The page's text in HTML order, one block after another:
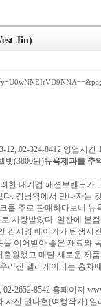
Jin)
02-324-8412 영업시간
벳(3800원)뉴욕제과를 추
한 대기업 패션브랜드가
. 강남역에서 만나자는
를 주로 판매하다보니 뉴
사랑받았다. 일산에 본
김서영 베이커가 탄생시
이어받아 좋은 재료와
원했고 매달 새로운 제
러진 엘리게이터는 홍차
2652-8542 홈페이지
사진 권다현(여행작가) 일